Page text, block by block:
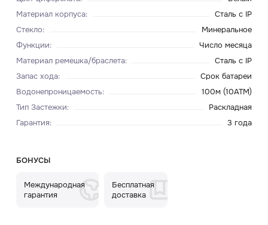
Материал корпуса:
Сталь c IP
Стекло:
Минеральное
Функции:
Число месяца
Материал ремешка/браслета:
Сталь c IP
Запас хода:
Срок батареи
Водонепроницаемость:
100м (10ATM)
Тип Застежки:
Раскладная
Гарантия: 3 года
БОНУСЫ
Международная
гарантия
Бесплатная
доставка